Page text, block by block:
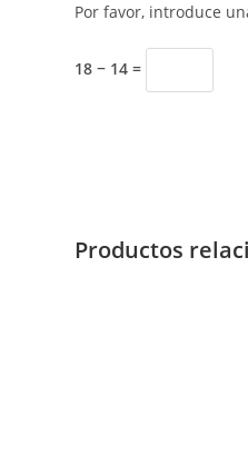
Por favor, introduce
18 − 14 =
Productos